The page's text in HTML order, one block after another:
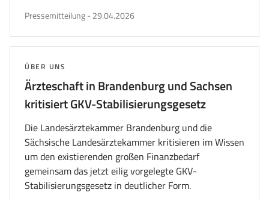
Pressemitteilungveröffentlicht
- 29.04.2026
Ärzteschaft in Brandenburg und Sachsen
kritisiert GKV-Stabilisierungsgesetz
THEMA:
ÜBER UNS
Die Landesärztekammer Brandenburg und die
Sächsische Landesärztekammer kritisieren im Wissen
um den existierenden großen Finanzbedarf
gemeinsam das jetzt eilig vorgelegte GKV-
Stabilisierungsgesetz in deutlicher Form.